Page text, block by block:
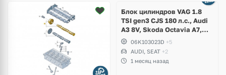
2 фото
Блок цилиндров VAG 1.8
TSI gen3 CJS 180 л.с., Audi
A3 8V, Skoda Octavia A7,
Superb, Volkswagen Passat
B8, Golf VII Alltrack, Seat
Leon
06K103023D +5
AUDI, SEAT +2
1 месяц назад